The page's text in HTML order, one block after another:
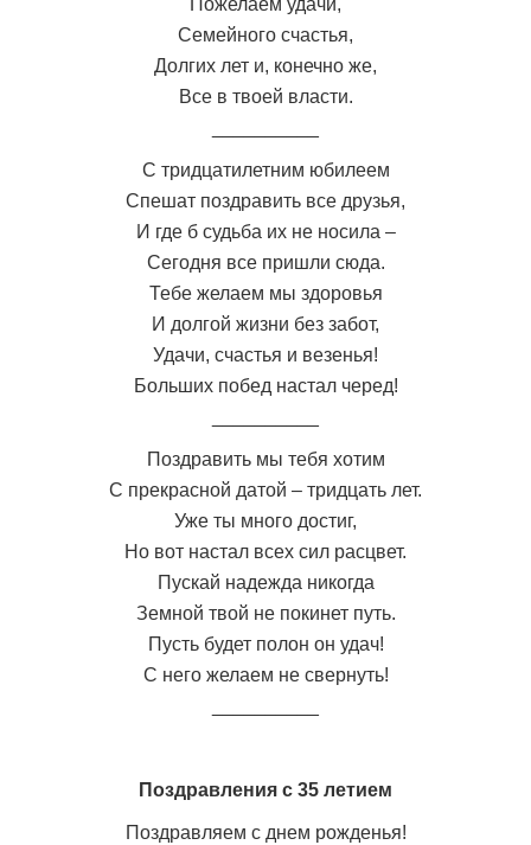
Пожелаем удачи,
Семейного счастья,
Долгих лет и, конечно же,
Все в твоей власти.
С тридцатилетним юбилеем
Спешат поздравить все друзья,
И где б судьба их не носила –
Сегодня все пришли сюда.
Тебе желаем мы здоровья
И долгой жизни без забот,
Удачи, счастья и везенья!
Больших побед настал черед!
Поздравить мы тебя хотим
С прекрасной датой – тридцать лет.
Уже ты много достиг,
Но вот настал всех сил расцвет.
Пускай надежда никогда
Земной твой не покинет путь.
Пусть будет полон он удач!
С него желаем не свернуть!
Поздравления с 35 летием
Поздравляем с днем рожденья!